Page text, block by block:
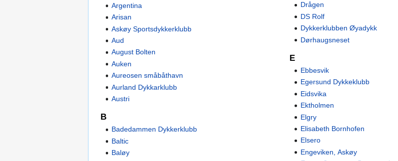
Argentina
Arisan
Askøy Sportsdykkerklubb
Aud
August Bolten
Auken
Aureosen småbåthavn
Aurland Dykkarklubb
Austri
B
Badedammen Dykkerklubb
Baltic
Baløy
Drågen
DS Rolf
Dykkerklubben Øyadykk
Dørhaugsneset
E
Ebbesvik
Egersund Dykkeklubb
Eidsvika
Ektholmen
Elgry
Elisabeth Bornhofen
Elsero
Engeviken, Askøy